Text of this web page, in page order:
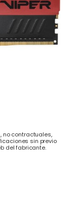
no contractuales,
sin previo
del fabricante.